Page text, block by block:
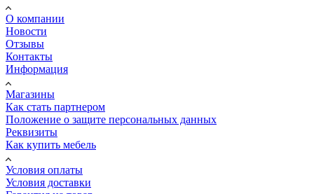
О компании
Новости
Отзывы
Контакты
Информация
Магазины
Как стать партнером
Положение о защите персональных данных
Реквизиты
Как купить мебель
Условия оплаты
Условия доставки